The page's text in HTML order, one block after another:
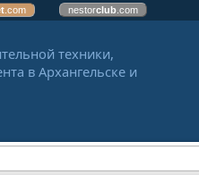
.com nestorclub .com
техники,
в Архангельске и